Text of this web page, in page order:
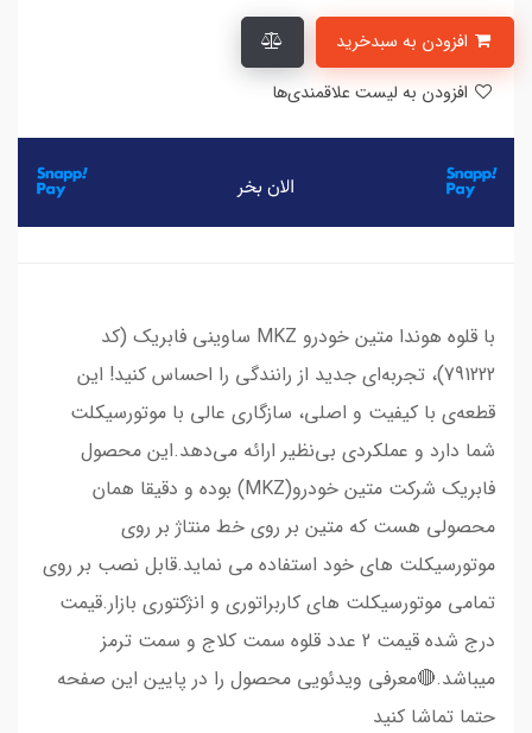
با قلوه هوندا متین خودرو MKZ ساوینی فابریک (کد
791222)، تجربه‌ای جدید از رانندگی را احساس کنید! این
قطعه‌ی با کیفیت و اصلی، سازگاری عالی با موتورسیکلت
شما دارد و عملکردی بی‌نظیر ارائه می‌دهد.این محصول
فابریک شرکت متین خودرو(MKZ) بوده و دقیقا همان
محصولی هست که متین بر روی خط منتاژ بر روی
موتورسیکلت های خود استفاده می نماید.قابل نصب بر روی
تمامی موتورسیکلت های کاربراتوری و انژکتوری بازار.قیمت
درج شده قیمت 2 عدد قلوه سمت کلاج و سمت ترمز
میباشد.🔴معرفی ویدئویی محصول را در پایین این صفحه
حتما تماشا کنید